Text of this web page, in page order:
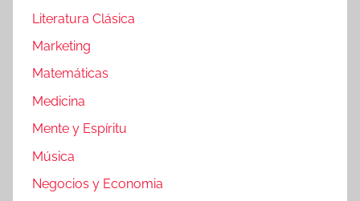
Literatura Clásica
Marketing
Matemáticas
Medicina
Mente y Espíritu
Música
Negocios y Economia